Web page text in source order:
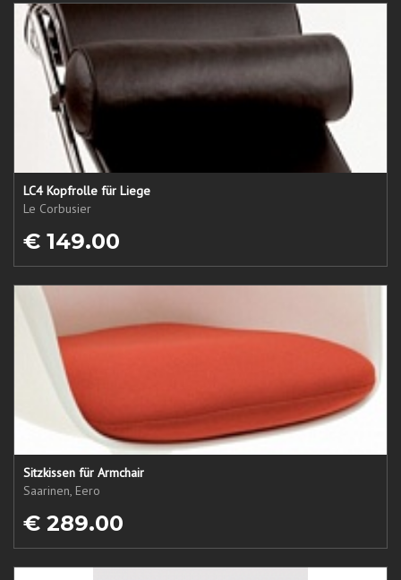
LC4 Kopfrolle für Liege
Le Corbusier
€ 149.00
Sitzkissen für Armchair
Saarinen, Eero
€ 289.00